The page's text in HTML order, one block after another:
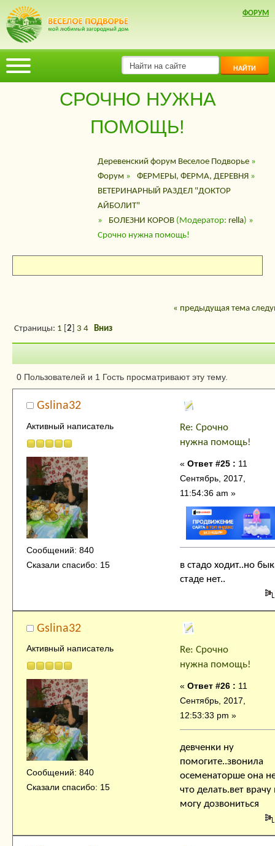
ФОРУМ
НАЙТИ
СРОЧНО НУЖНА
ПОМОЩЬ!
Деревенский форум Веселое Подворье»
Форум » ФЕРМЕРЫ, ФЕРМА, ДЕРЕВНЯ »
ВЕТЕРИНАРНЫЙ РАЗДЕЛ "ДОКТОР
АЙБОЛИТ"
»
БОЛЕЗНИ КОРОВ (Модератор: rella) »
Срочно нужна помощь!
« предыдущая тема
Страницы: 1 [2 3 4 Вниз
Автор
Тема: Срочно
помощь! (Прочитано 20974 раз)
0 Пользователей и 1 Гость просматривают эту тему.
Gslina32
Активный написатель
Сообщений: 840
Сказали спасибо: 15
Re: Срочно
нужна помощь!
« Ответ #25 : 11
Сентябрь, 2017,
11:54:36 am »
в стадо ходит..но
стаде нет..
Gslina32
Активный написатель
Сообщений: 840
Сказали спасибо: 15
Re: Срочно
нужна помощь!
« Ответ #26 : 11
Сентябрь, 2017,
12:53:33 pm »
девченки ну
помогите..звонила
осеменаторше она
что делать.вет врачу
могу дозвониться